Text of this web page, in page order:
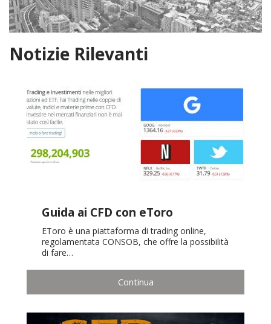
Notizie Rilevanti
Guida ai CFD con eToro
EToro è una piattaforma di trading online,
regolamentata CONSOB, che offre la possibilità
di fare…
Continua